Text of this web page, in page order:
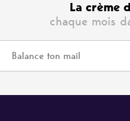
La crème
chaque mois